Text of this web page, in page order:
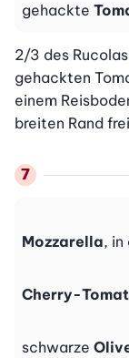
gehackte
2/3 des
gehackten
einem
breiten Rand
Mozzarella, in
Cherry-
schwarze